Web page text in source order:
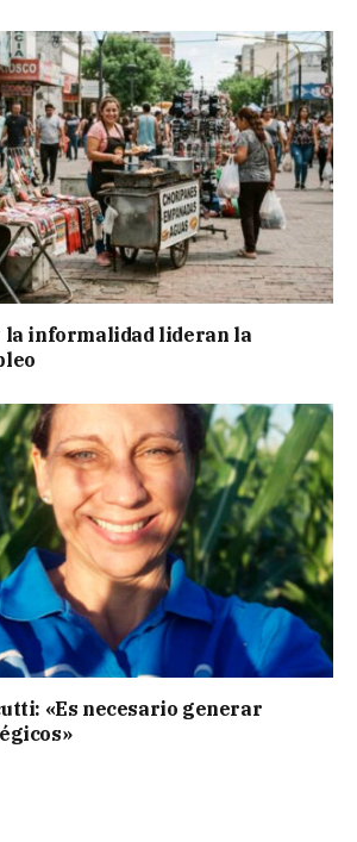
la informalidad lideran la
«Es necesario generar